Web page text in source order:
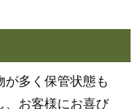
が多く保管状態も
、お客様にお喜び